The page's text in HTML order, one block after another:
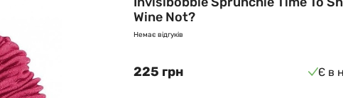
Wine Not?
Немає відгуків
225 грн Є в